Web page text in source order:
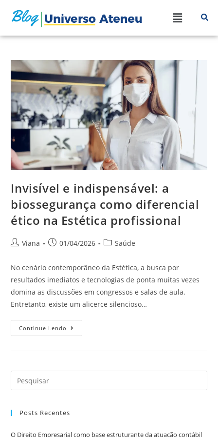
Invisível e indispensável: a
biossegurança como diferencial
ético na Estética profissional
Viana 01/04/2026 Saúde
No cenário contemporâneo da Estética, a busca por
resultados imediatos e tecnologias de ponta muitas vezes
domina as discussões em congressos e salas de aula.
Entretanto, existe um alicerce silencioso…
Continue Lendo
Posts Recentes
O Direito Empresarial como base estruturante da atuação contábil